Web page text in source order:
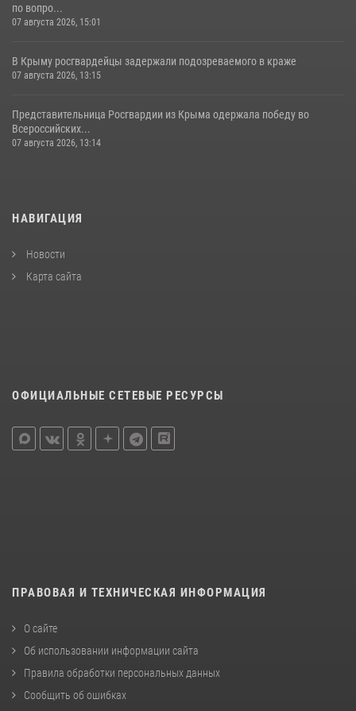
по вопро...
07 августа 2026, 15:01
В Крыму росгвардейцы задержали подозреваемого в краже
07 августа 2026, 13:15
Представительница Росгвардии из Крыма одержала победу во
Всероссийских...
07 августа 2026, 13:14
НАВИГАЦИЯ
Новости
Карта сайта
ОФИЦИАЛЬНЫЕ СЕТЕВЫЕ РЕСУРСЫ
ПРАВОВАЯ И ТЕХНИЧЕСКАЯ ИНФОРМАЦИЯ
О сайте
Об использовании информации сайта
Правила обработки персональных данных
Сообщить об ошибках